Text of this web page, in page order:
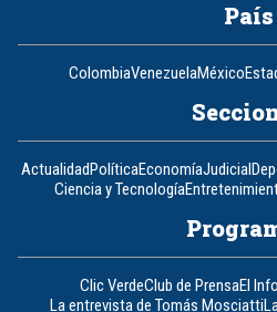
País
ColombiaVenezuelaMéxico
ActualidadPolíticaEconomíaJudicial
Ciencia y Tecnología
Clic VerdeClub de PrensaEl
La entrevista de Tomás Mosciatti